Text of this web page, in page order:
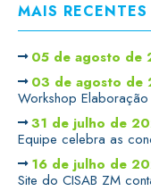
MAIS RECENTES
05 de agosto de
03 de agosto de
Workshop
31 de julho de
Equipe celebra as
16 de julho de
Site do CISAB ZM